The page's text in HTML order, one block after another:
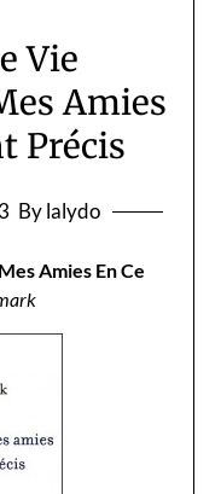
Vie
Amies
Précis
By lalydo
Amies En Ce